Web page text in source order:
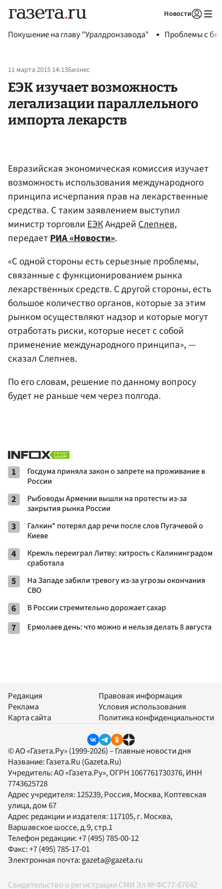
Новости
Покушение на главу "Уралдронзавода" Проблемы с
11 марта 2015 14:13Бизнес
ЕЭК изучает возможность
легализации параллельного
импорта лекарств
Евразийская экономическая комиссия изучает
возможность использования международного
принципа исчерпания прав на лекарственные
средства. С таким заявлением выступил
министр торговлиЕЭКАндрейСлепнев,
передаетРИА «Новости».
«С одной стороны есть серьезные проблемы,
связанные с функционированием рынка
лекарственных средств. С другой стороны, есть
большое количество органов, которые за этим
рынком осуществляют надзор и которые могут
отработать риски, которые несет с собой
применение международного принципа», —
сказал Слепнев.
По его словам, решение по данному вопросу
будет не раньше чем через полгода.
1
Госдума приняла закон о запрете на проживание в
России
2
Рыбоводы Армении вышли на протесты из-за
закрытия рынка России
3
Галкин* потерял дар речи после слов Пугачевой о
Киеве
4
Кремль переиграл Литву: хитрость с Калининградом
сработала
5
На Западе забили тревогу из-за угрозы окончания
СВО
6 В России стремительно дорожает сахар
7 Ермолаев день: что можно и нельзя делать 8 августа
Редакция
Реклама
Карта сайта
Правовая информация
Условия использования
Политика конфиденциальности
© АО «Газета.Ру» (1999-2026) – Главные новости дня
Название: Газета.Ru (Gazeta.Ru)
Учредитель:АО «Газета.Ру», ОГРН 1067761730376, ИНН
7743625728
Адрес учредителя: 125239, Россия, Москва, Коптевская
улица, дом 67
Адрес редакции и издателя: 117105, г. Москва,
Варшавское шоссе, д.9, стр.1
Телефон редакции:+7 (495) 785-00-12
Факс:+7 (495) 785-17-01
Электронная почта: gazeta@gazeta.ru
Свидетельство о регистрации СМИ Эл № ФС77-67642